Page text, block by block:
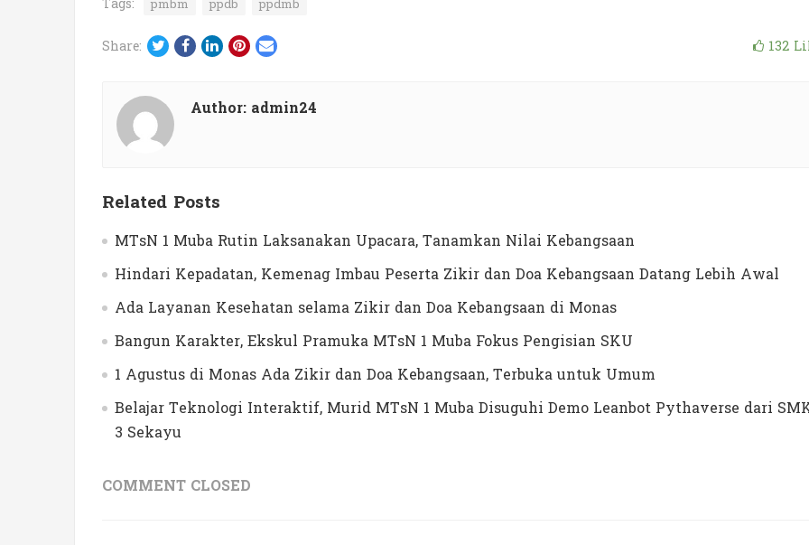
Share: Twitter
Facebook
LinkedIn
Pinterest
Email 132
Author: admin24
Related Posts
MTsN 1 Muba Rutin Laksanakan Upacara, Tanamkan Nilai Kebangsaan
Hindari Kepadatan, Kemenag Imbau Peserta Zikir dan Doa Kebangsaan Datang Lebih Awal
Ada Layanan Kesehatan selama Zikir dan Doa Kebangsaan di Monas
Bangun Karakter, Ekskul Pramuka MTsN 1 Muba Fokus Pengisian SKU
1 Agustus di Monas Ada Zikir dan Doa Kebangsaan, Terbuka untuk Umum
Belajar Teknologi Interaktif, Murid MTsN 1 Muba Disuguhi Demo Leanbot Pythaverse dari
3 Sekayu
COMMENT CLOSED